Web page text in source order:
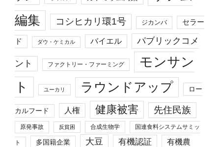
編集
コシヒカリ環1号 ジカンバ セラー
ド ダウ・ケミカル バイエル パブリックコメ
ント ファクトリー・ファーミング
モンサン
ト
ユーカリ ラウンドアップ ロー
カルフード 人権 健康被害 先住民族
原発事故 反貧困 合成生物学 国連食料システムサミッ
ト 多国籍企業 大豆 有機認証 有機農